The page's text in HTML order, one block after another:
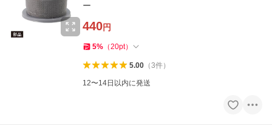
ー
440円
5% （20pt）
5.00（3件）
12〜14日以内に発送